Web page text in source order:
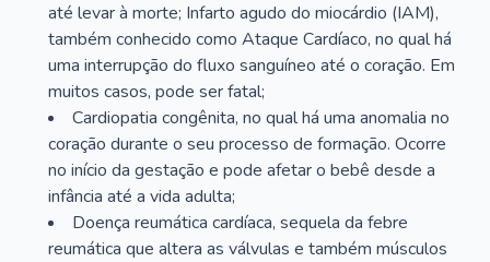
até levar à morte; Infarto agudo do miocárdio (IAM),
também conhecido como Ataque Cardíaco, no qual há
uma interrupção do fluxo sanguíneo até o coração. Em
muitos casos, pode ser fatal;
Cardiopatia congênita, no qual há uma anomalia no
coração durante o seu processo de formação. Ocorre
no início da gestação e pode afetar o bebê desde a
infância até a vida adulta;
Doença reumática cardíaca, sequela da febre
reumática que altera as válvulas e também músculos